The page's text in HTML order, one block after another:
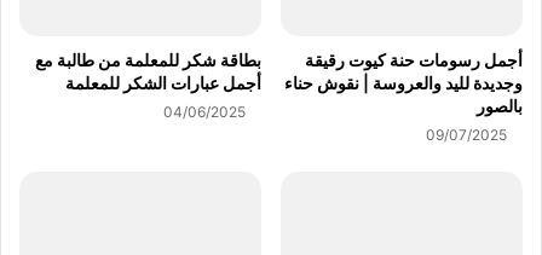
أجمل رسومات حنة كيوت رقيقة
وجديدة لليد والعروسة | نقوش حناء
بالصور
09/07/2025
بطاقة شكر للمعلمة من طالبة مع
أجمل عبارات الشكر للمعلمة
04/06/2025